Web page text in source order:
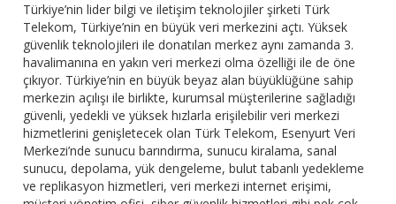
Türkiye’nin lider bilgi ve iletişim teknolojiler şirketi Türk
Telekom, Türkiye’nin en büyük veri merkezini açtı. Yüksek
güvenlik teknolojileri ile donatılan merkez aynı zamanda 3.
havalimanına en yakın veri merkezi olma özelliği ile de öne
çıkıyor. Türkiye’nin en büyük beyaz alan büyüklüğüne sahip
merkezin açılışı ile birlikte, kurumsal müşterilerine sağladığı
güvenli, yedekli ve yüksek hızlarla erişilebilir veri merkezi
hizmetlerini genişletecek olan Türk Telekom, Esenyurt Veri
Merkezi’nde sunucu barındırma, sunucu kiralama, sanal
sunucu, depolama, yük dengeleme, bulut tabanlı yedekleme
ve replikasyon hizmetleri, veri merkezi internet erişimi,